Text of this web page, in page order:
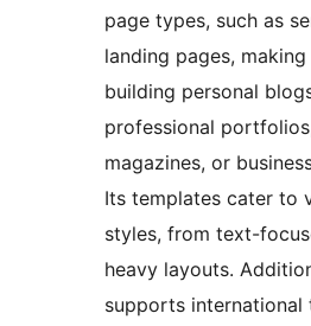
page types, such as
landing pages,
building personal
professional
magazines, or
Its templates cater to
styles, from text-
heavy layouts.
supports international